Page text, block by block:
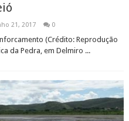
21, 2017 0
(Crédito: Reprodução
da Pedra, em Delmiro ...